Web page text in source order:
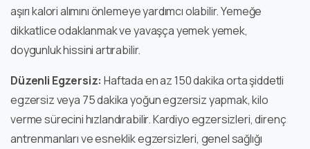
aşırı kalori alımını önlemeye yardımcı olabilir. Yemeğe
dikkatlice odaklanmak ve yavaşça yemek yemek,
doygunluk hissini artırabilir.
Düzenli Egzersiz: Haftada en az 150 dakika orta şiddetli
egzersiz veya 75 dakika yoğun egzersiz yapmak, kilo
verme sürecini hızlandırabilir. Kardiyo egzersizleri, direnç
antrenmanları ve esneklik egzersizleri, genel sağlığı